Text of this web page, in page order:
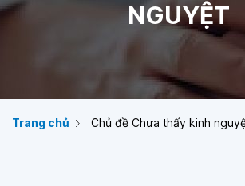
NGUYỆT
Trang chủ Chủ đề Chưa thấy kinh